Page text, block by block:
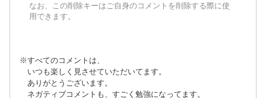
なお、この削除キーはご自身のコメントを削除する際に使
用できます。
※すべてのコメントは、
いつも楽しく見させていただいてます。
ありがとうございます。
ネガティブコメントも、すごく勉強になってます。